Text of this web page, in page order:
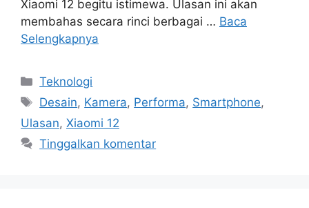
Xiaomi 12 begitu istimewa. Ulasan ini akan
membahas secara rinci berbagai … Baca
Selengkapnya
Kategori
Teknologi
Tag
Desain, Kamera, Performa, Smartphone,
Ulasan, Xiaomi 12
Tinggalkan komentar